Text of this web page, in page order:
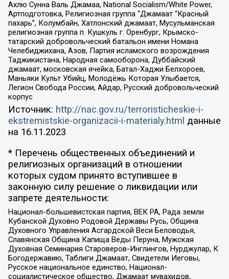
Ахлю Сунна Валь Джамаа, National Socialism/White Power,
Артподготовка, Религиозная группа “Джамаат “Красный
пахарь”, Колумбайн, Хатлонский джамаат, Мусульманская
религиозная группа п. Кушкуль г. Оренбург, Крымско-
татарский добровольческий батальон имени Номана
Челебиджихана, Азов, Партия исламского возрождения
Таджикистана, Народная самооборона, Дуббайский
джамаат, московская ячейка, Батал-Хаджи Белхороев,
Маньяки Культ Убийц, Молодёжь Которая Улыбается,
Легион Свобода России, Айдар, Русский добровольческий
корпус
Источник: http://nac.gov.ru/terroristicheskie-i-
ekstremistskie-organizacii-i-materialy.html данные
на 16.11.2023
* Перечень общественных объединений и
религиозных организаций в отношении
которых судом принято вступившее в
законную силу решение о ликвидации или
запрете деятельности:
Национал-большевистская партия, ВЕК РА, Рада земли
Кубанской Духовно Родовой Державы Русь, Община
Духовного Управления Асгардской Веси Беловодья,
Славянская Община Капища Веды Перуна, Мужская
Духовная Семинария Староверов-Инглингов, Нурджулар, К
Богодержавию, Таблиги Джамаат, Свидетели Иеговы,
Русское национальное единство, Национал-
социалистическое общество, Джамаат мувахидов,